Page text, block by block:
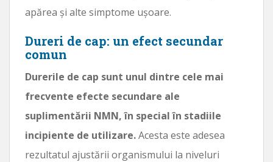
apărea și alte simptome ușoare.
Dureri de cap: un efect secundar
comun
Durerile de cap sunt unul dintre cele mai
frecvente efecte secundare ale
suplimentării NMN, în special în stadiile
incipiente de utilizare.Acesta este adesea
rezultatul ajustării organismului la niveluri